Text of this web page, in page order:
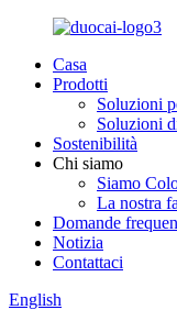
Casa
Prodotti
Soluzioni
Soluzioni
Sostenibilità
Chi siamo
Siamo
La nostra
Domande
Notizia
Contattaci
English